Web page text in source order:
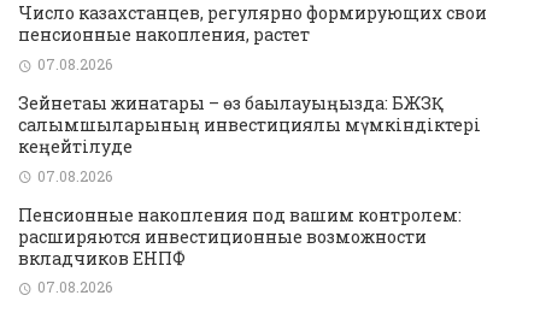
Число казахстанцев, регулярно формирующих свои
пенсионные накопления, растет
07.08.2026
Зейнетақы жинақтары – өз бақылауыңызда: БЖЗҚ
салымшыларының инвестициялық мүмкіндіктері
кеңейтілуде
07.08.2026
Пенсионные накопления под вашим контролем:
расширяются инвестиционные возможности
вкладчиков ЕНПФ
07.08.2026